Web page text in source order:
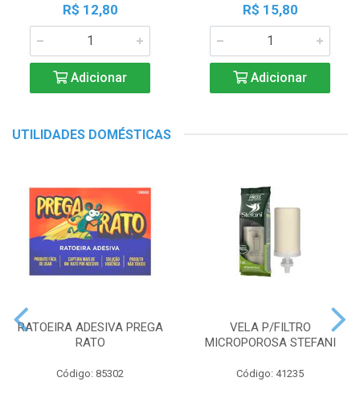
R$ 12,80
Adicionar
R$ 15,80
Adicionar
UTILIDADES DOMÉSTICAS
RATOEIRA ADESIVA PREGA
RATO
Código: 85302
VELA P/FILTRO
MICROPOROSA STEFANI
Código: 41235